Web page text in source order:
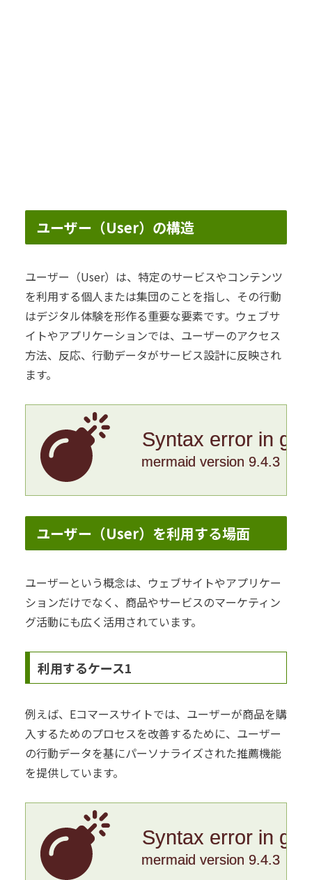
ユーザー（User）の構造
ユーザー（User）は、特定のサービスやコンテンツ
を利用する個人または集団のことを指し、その行動
はデジタル体験を形作る重要な要素です。ウェブサ
イトやアプリケーションでは、ユーザーのアクセス
方法、反応、行動データがサービス設計に反映され
ます。
Syntax error in
mermaid version 9.4.3
ユーザー（User）を利用する場面
ユーザーという概念は、ウェブサイトやアプリケー
ションだけでなく、商品やサービスのマーケティン
グ活動にも広く活用されています。
利用するケース1
例えば、Eコマースサイトでは、ユーザーが商品を購
入するためのプロセスを改善するために、ユーザー
の行動データを基にパーソナライズされた推薦機能
を提供しています。
Syntax error in
mermaid version 9.4.3